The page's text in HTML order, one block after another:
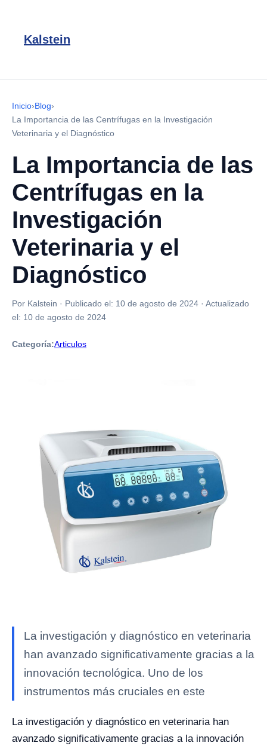
Kalstein
Inicio›Blog›
La Importancia de las Centrífugas en la Investigación
Veterinaria y el Diagnóstico
La Importancia de las
Centrífugas en la
Investigación
Veterinaria y el
Diagnóstico
Por Kalstein · Publicado el: 10 de agosto de 2024 · Actualizado
el: 10 de agosto de 2024
Categoría:Articulos
La investigación y diagnóstico en veterinaria
han avanzado significativamente gracias a la
innovación tecnológica. Uno de los
instrumentos más cruciales en este
La investigación y diagnóstico en veterinaria han
avanzado significativamente gracias a la innovación